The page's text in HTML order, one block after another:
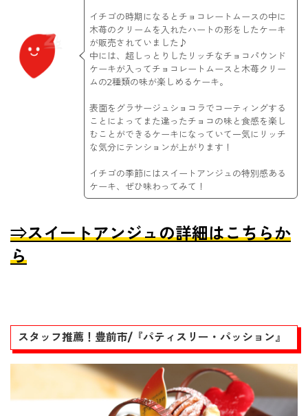
イチゴの時期になるとチョコレートムースの中に
木苺のクリームを入れたハートの形をしたケーキ
が販売されていました♪
中には、超しっとりしたリッチなチョコパウンド
ケーキが入ってチョコレートムースと木苺クリー
ムの2種類の味が楽しめるケーキ。
表面をグラサージュショコラでコーティングする
ことによってまた違ったチョコの味と食感を楽し
むことができるケーキになっていて一気にリッチ
な気分にテンションが上がります！
イチゴの季節にはスイートアンジュの特別感ある
ケーキ、ぜひ味わってみて！
⇒スイートアンジュの詳細はこちらか
ら
スタッフ推薦！豊前市/『パティスリー・パッション』